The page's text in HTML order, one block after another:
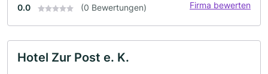
0.0 (0 Bewertungen) Firma bewerten
Hotel Zur Post e. K.